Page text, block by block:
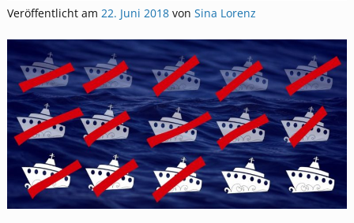
Veröffentlicht am 22. Juni 2018 von Sina Lorenz